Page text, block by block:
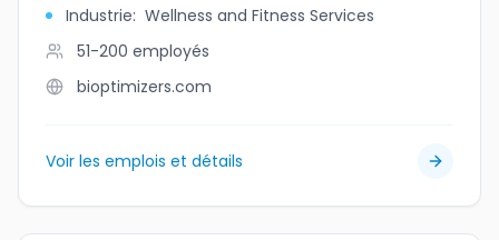
Industrie: Wellness and Fitness Services
51-200 employés
bioptimizers.com
Voir les emplois et détails